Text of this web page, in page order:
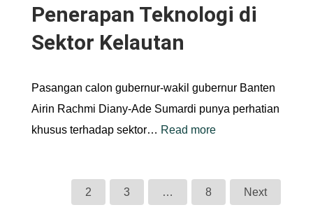
Penerapan Teknologi di
Sektor Kelautan
Pasangan calon gubernur-wakil gubernur Banten
Airin Rachmi Diany-Ade Sumardi punya perhatian
khusus terhadap sektor… Read more
2 3 … 8 Next